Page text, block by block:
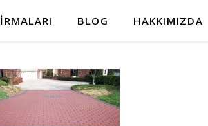
BLOG HAKKIMIZDA